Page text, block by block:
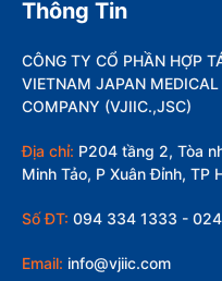
Thông Tin
CÔNG TY CỔ PHẦN HỢP
VIETNAM JAPAN
COMPANY (VJIIC.,JSC)
Địa chỉ: P204 tầng 2, Tòa
Minh Tảo, P Xuân Đỉnh, TP
Số ĐT: 094 334 1333 -
Email: info@vjiic.com